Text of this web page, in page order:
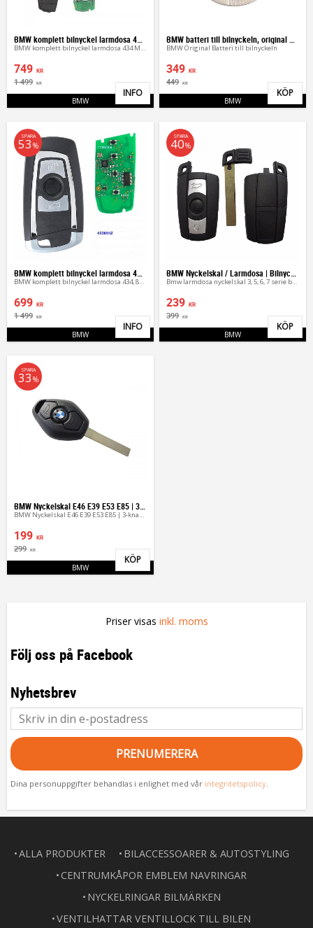
BMW komplett bilnyckel larmdosa 434, 868 mhz
BMW komplett bilnyckel larmdosa 434 MHZ och 868 MHZ
749 KR
1 499 KR
BMW Lägg till i favoriter
INFO
BMW batteri till bilnyckeln, original VL2020
BMW Original Batteri till bilnyckeln
349 KR
449 KR
BMW
KÖP
BMW komplett bilnyckel larmdosa 434, 868 mhz
699 KR
1 499 KR
SPARA
53 %
BMW Lägg till i favoriter
INFO
Bmw larmdosa nyckelskal 3, 5, 6, 7 serie bilnyckel
239 KR
399 KR
SPARA
40%
BMW
KÖP
BMW Nyckelskal E46 E39 E53 E85 | 3-knappar Larmdosa
BMW Nyckelskal E46 E39 E53 E85 | 3-knappar Larmdosa
199 KR
299 KR
SPARA
33 %
BMW Lägg till i favoriter
KÖP
Priser visas inkl. moms
Följ oss på Facebook
Nyhetsbrev
PRENUMERERA
Dina personuppgifter behandlas i enlighet med vår integritetspolicy.
ALLA PRODUKTER
BILACCESSOARER & AUTOSTYLING
CENTRUMKÅPOR EMBLEM NAVRINGAR
NYCKELRINGAR BILMÄRKEN
VENTILHATTAR VENTILLOCK TILL BILEN